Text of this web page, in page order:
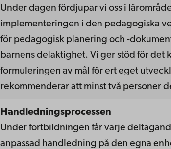
Under dagen fördjupar vi oss i
implementeringen i den pedagogiska
för pedagogisk planering och -
barnens delaktighet. Vi ger stöd för det
formuleringen av mål för ert eget
rekommenderar att minst två personer
Handledningsprocessen
Under fortbildningen får varje
anpassad handledning på den egna